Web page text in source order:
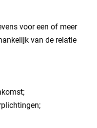
voor een of meer
van de relatie